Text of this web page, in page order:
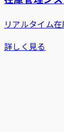
リアルタイム
詳しく見る